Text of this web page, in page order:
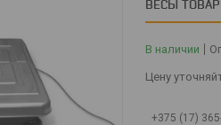
ВЕСЫ
В наличии
Цену
+375 (17)